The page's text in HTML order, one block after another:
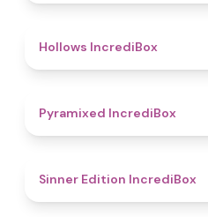
Hollows IncrediBox
Pyramixed IncrediBox
Sinner Edition IncrediBox